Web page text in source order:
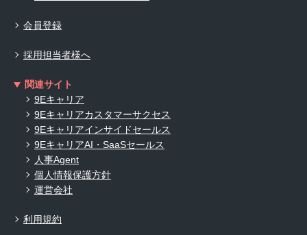
会員登録
採用担当者様へ
関連サイト
9Eキャリア
9Eキャリアカスタマーサクセス
9Eキャリアインサイドセールス
9EキャリアAI・SaaSセールス
人事Agent
個人情報保護方針
運営会社
利用規約